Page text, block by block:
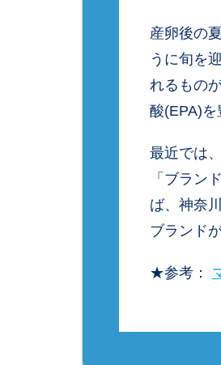
産卵後の
うに旬を
れるもの
酸(EPA)を
最近では
「ブラン
ば、神奈
ブランド
★参考：